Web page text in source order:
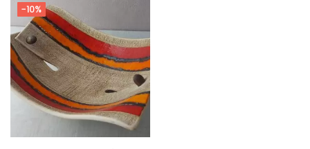
-10%